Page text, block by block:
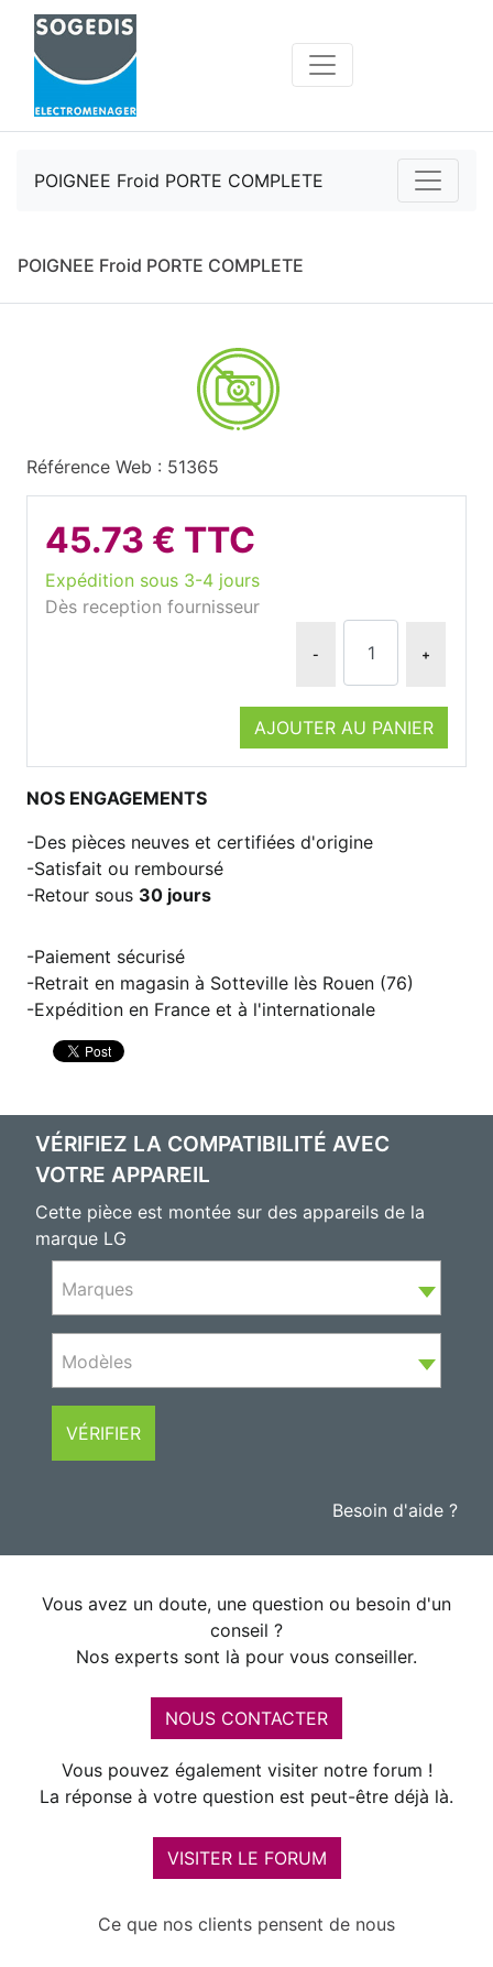
POIGNEE Froid PORTE COMPLETE
POIGNEE Froid PORTE COMPLETE
Référence Web : 51365
45.73 € TTC
Expédition sous 3-4 jours
Dès reception fournisseur
- +
AJOUTER AU PANIER
NOS ENGAGEMENTS
Des pièces neuves et certifiées d'origine
Satisfait ou remboursé
Retour sous 30 jours
Paiement sécurisé
Retrait en magasin à Sotteville lès Rouen (76)
Expédition en France et à l'internationale
VÉRIFIEZ LA COMPATIBILITÉ AVEC
VOTRE APPAREIL
Cette pièce est montée sur des appareils de la
marque LG
Marques
Modèles
VÉRIFIER
Besoin d'aide ?
Vous avez un doute, une question ou besoin d'un
conseil ?
Nos experts sont là pour vous conseiller.
NOUS CONTACTER
Vous pouvez également visiter notre forum !
La réponse à votre question est peut-être déjà là.
VISITER LE FORUM
Ce que nos clients pensent de nous